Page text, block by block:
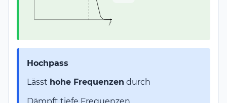
Hochpass
Lässt hohe Frequenzen durch